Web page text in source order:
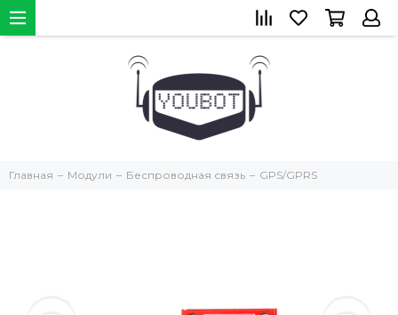
Главная Модули Беспроводная связь GPS/GPRS